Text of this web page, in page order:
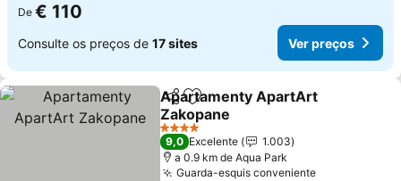
De € 110
Consulte os preços de 17 sites Ver preços
PartilharAdicionar aos favoritos
Apartamenty ApartArt
Zakopane
Ver preços
4 Estrelas
9,0 Excelente
1.003
a 0.9 km de Aqua Park
Guarda-esquis convenienteVer preços